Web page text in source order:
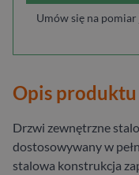
Umów się na
Opis produktu
Drzwi zewnętrzne
dostosowywany w
stalowa konstrukcja